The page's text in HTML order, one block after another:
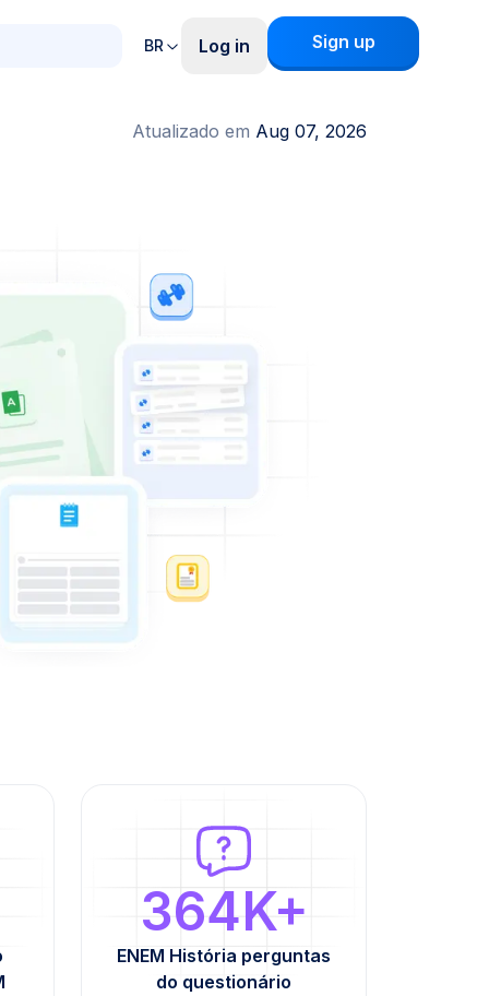
BR Log in Sign up
Atualizado em Aug 07, 2026
364K+
ENEM História perguntas
do questionário